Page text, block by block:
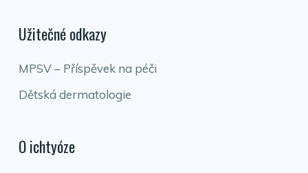
Užitečné odkazy
MPSV – Příspěvek na péči
Dětská dermatologie
O ichtyóze